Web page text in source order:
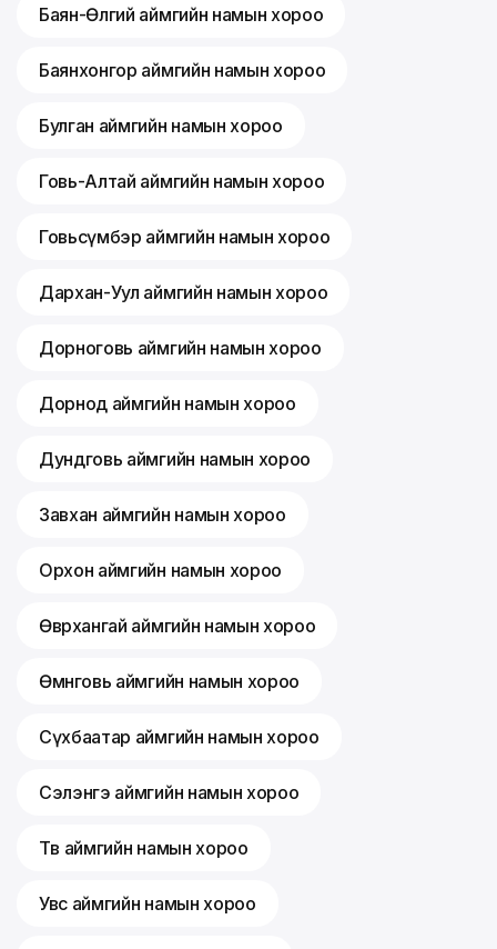
Баян-Өлгий аймгийн намын хороо
Баянхонгор аймгийн намын хороо
Булган аймгийн намын хороо
Говь-Алтай аймгийн намын хороо
Говьсүмбэр аймгийн намын хороо
Дархан-Уул аймгийн намын хороо
Дорноговь аймгийн намын хороо
Дорнод аймгийн намын хороо
Дундговь аймгийн намын хороо
Завхан аймгийн намын хороо
Орхон аймгийн намын хороо
Өвөрхангай аймгийн намын хороо
Өмнөговь аймгийн намын хороо
Сүхбаатар аймгийн намын хороо
Сэлэнгэ аймгийн намын хороо
Төв аймгийн намын хороо
Увс аймгийн намын хороо